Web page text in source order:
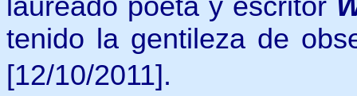
tenido la gentileza de
[12/10/2011].